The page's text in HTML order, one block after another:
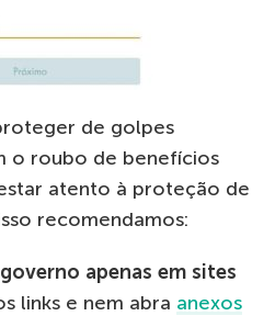
de golpes
o roubo de benefícios
atento à proteção de
recomendamos:
apenas em sites
links e nem abra anexos